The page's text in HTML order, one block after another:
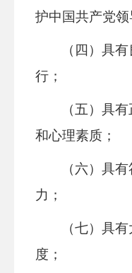
护中国共产党领
（四）具
行；
（五）具
和心理素质；
（六）具
力；
（七）具
度；